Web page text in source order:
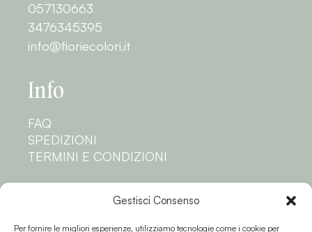
Gestisci Consenso
Per fornire le migliori esperienze, utilizziamo tecnologie come i cookie per
057130663
3476345395
info@fioriecolori.it
Info
FAQ
SPEDIZIONI
TERMINI E CONDIZIONI